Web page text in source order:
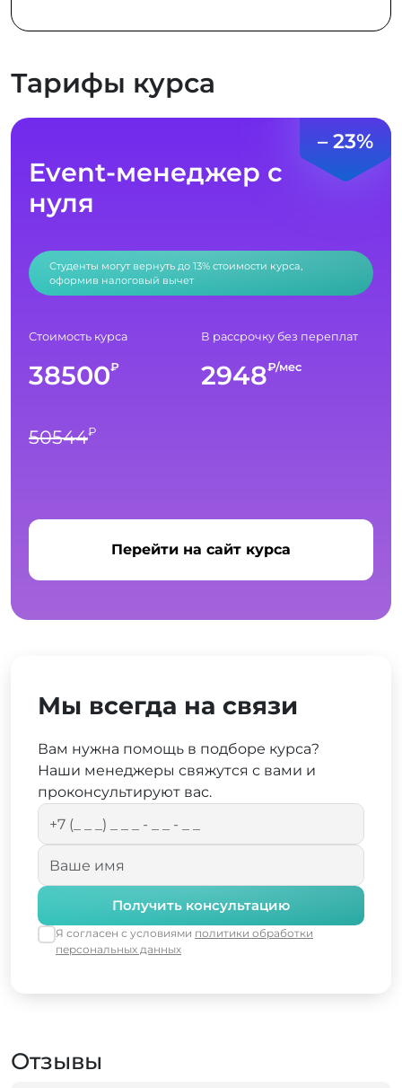
Тарифы курса
– 23%
Event-менеджер с
нуля
Студенты могут вернуть до 13% стоимости курса,
оформив налоговый вычет
Стоимость курса
38500₽
50544₽
В рассрочку без переплат
2948₽/мес
Перейти на сайт курса
Мы всегда на связи
Вам нужна помощь в подборе курса?
Наши менеджеры свяжутся с вами и
проконсультируют вас.
Получить консультацию
Я согласен с условиями политики обработки
персональных данных
Отзывы